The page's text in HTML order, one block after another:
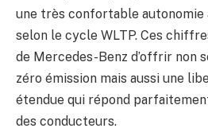
une très confortable autonomie
selon le cycle WLTP. Ces
de Mercedes-Benz d’offrir non
zéro émission mais aussi une
étendue qui répond
des conducteurs.